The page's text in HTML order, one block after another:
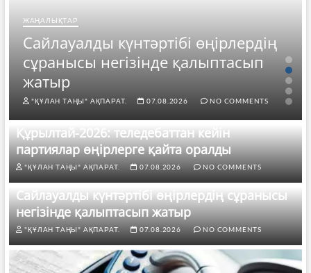
ЖАҢАЛЫҚТАР
Сайлауалды күнтәртібі өңірлердің
сұранысы негізінде қалыптасып
жатыр
"ҚҰЛАН ТАҢЫ" АҚПАРАТ. 07.08.2026 NO COMMENTS
Құрылтай-2026: теледебаттан кейін
партиялар өңірлерге қайта оралды
"ҚҰЛАН ТАҢЫ" АҚПАРАТ. 07.08.2026 NO COMMENTS
Сайлауалды күнтәртібі өңірлердің сұранысы
негізінде қалыптасып жатыр
"ҚҰЛАН ТАҢЫ" АҚПАРАТ. 07.08.2026 NO COMMENTS